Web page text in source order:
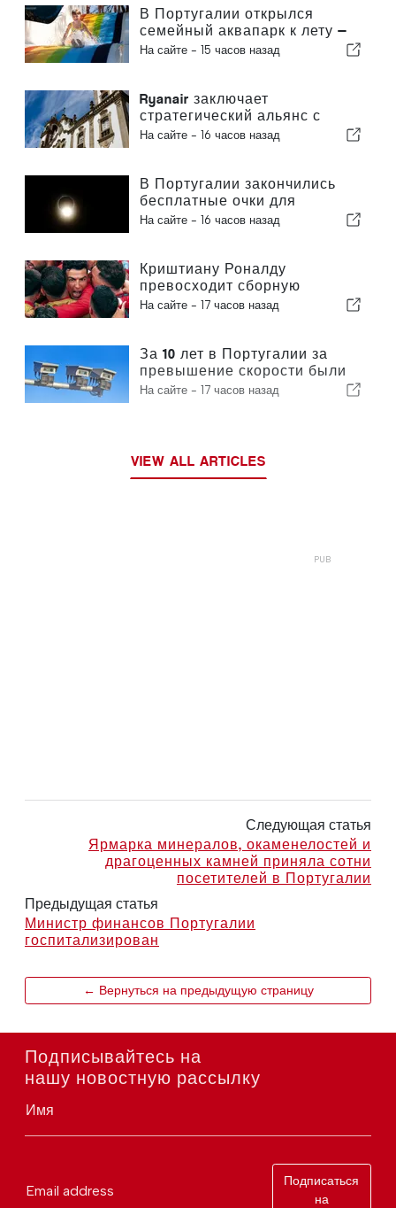
В Португалии открылся
семейный аквапарк к лету —
билеты стоят 2 евро
На сайте - 15 часов назад
Ryanair заключает
стратегический альянс с
Институтом Пиаже в Визеу с
Португалии
На сайте - 16 часов назад
В Португалии закончились
бесплатные очки для
наблюдения за полным
На сайте - 16 часов назад
Криштиану Роналду
превосходит сборную
Португалии по коммерческой
На сайте - 17 часов назад
За 10 лет в Португалии за
превышение скорости были
оштрафованы 3,6 миллиона
На сайте - 17 часов назад
VIEW ALL ARTICLES
Следующая статья
Ярмарка минералов, окаменелостей и
драгоценных камней приняла сотни
посетителей в Португалии
Предыдущая статья
Министр финансов Португалии
госпитализирован
← Вернуться на предыдущую страницу
Подписывайтесь на
нашу новостную рассылку
Имя
Email address
Подписаться
на